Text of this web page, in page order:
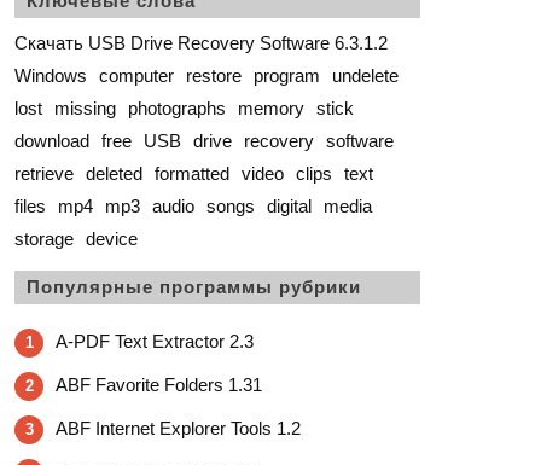
Скачать USB Drive Recovery Software 6.3.1.2
Windows
computer restore program
undelete
lost
missing photographs memory stick
download free USB drive recovery software
retrieve deleted formatted video clips
text
files
mp4 mp3 audio songs digital
media
storage device
Популярные программы рубрики
1 A-PDF Text Extractor 2.3
2 ABF Favorite Folders 1.31
3 ABF Internet Explorer Tools 1.2